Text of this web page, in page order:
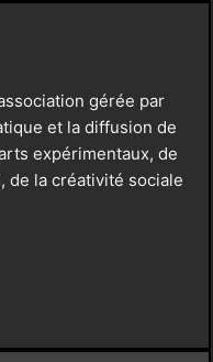
gérée par
et la diffusion de
expérimentaux, de
de la créativité sociale